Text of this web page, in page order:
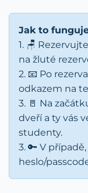
Jak to
1. 🪑
na žluté
2. 📧 Po
odkazem na
3. 🚪 Na
dveří a ty vás
studenty.
3. 🔑 V
heslo/